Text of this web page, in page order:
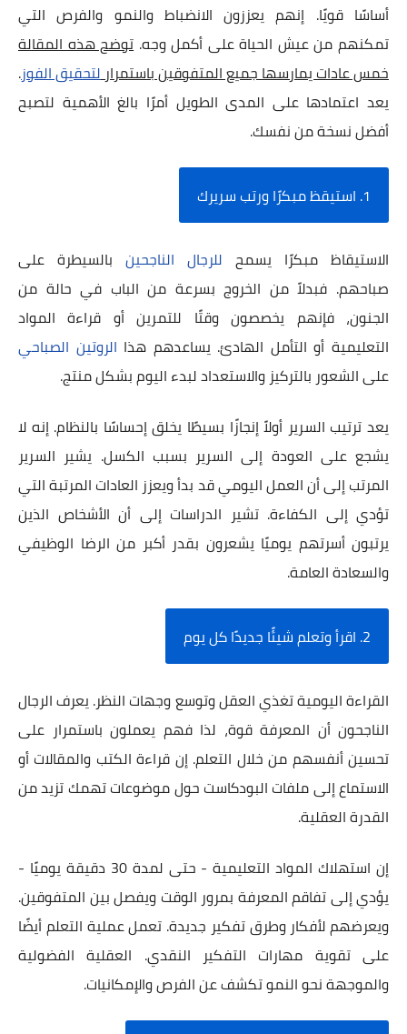
أساسًا قويًا. إنهم يعززون الانضباط والنمو والفرص التي
تمكنهم من عيش الحياة على أكمل وجه.توضح هذه المقالة
خمس عادات يمارسها جميع المتفوقين باستمرارلتحقيق الفوز.
يعد اعتمادها على المدى الطويل أمرًا بالغ الأهمية لتصبح
أفضل نسخة من نفسك.
1. استيقظ مبكرًا ورتب سريرك
الاستيقاظ مبكرًا يسمح للرجال الناجحين بالسيطرة على
صباحهم. فبدلاً من الخروج بسرعة من الباب في حالة من
الجنون، فإنهم يخصصون وقتًا للتمرين أو قراءة المواد
التعليمية أو التأمل الهادئ. يساعدهم هذا الروتين الصباحي
على الشعور بالتركيز والاستعداد لبدء اليوم بشكل منتج.
يعد ترتيب السرير أولاً إنجازًا بسيطًا يخلق إحساسًا بالنظام. إنه لا
يشجع على العودة إلى السرير بسبب الكسل. يشير السرير
المرتب إلى أن العمل اليومي قد بدأ ويعزز العادات المرتبة التي
تؤدي إلى الكفاءة. تشير الدراسات إلى أن الأشخاص الذين
يرتبون أسرتهم يوميًا يشعرون بقدر أكبر من الرضا الوظيفي
والسعادة العامة.
2. اقرأ وتعلم شيئًا جديدًا كل يوم
القراءة اليومية تغذي العقل وتوسع وجهات النظر. يعرف الرجال
الناجحون أن المعرفة قوة، لذا فهم يعملون باستمرار على
تحسين أنفسهم من خلال التعلم. إن قراءة الكتب والمقالات أو
الاستماع إلى ملفات البودكاست حول موضوعات تهمك تزيد من
القدرة العقلية.
إن استهلاك المواد التعليمية - حتى لمدة 30 دقيقة يوميًا -
يؤدي إلى تفاقم المعرفة بمرور الوقت ويفصل بين المتفوقين.
ويعرضهم لأفكار وطرق تفكير جديدة. تعمل عملية التعلم أيضًا
على تقوية مهارات التفكير النقدي. العقلية الفضولية
والموجهة نحو النمو تكشف عن الفرص والإمكانيات.